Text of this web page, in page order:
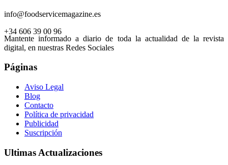
info@foodservicemagazine.es
+34 606 39 00 96
Mantente informado a diario de toda la actualidad de la revista
digital, en nuestras Redes Sociales
Páginas
Aviso Legal
Blog
Contacto
Política de privacidad
Publicidad
Suscripción
Ultimas Actualizaciones